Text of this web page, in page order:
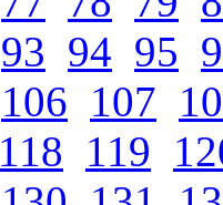
93 94 95
106 107
118 119